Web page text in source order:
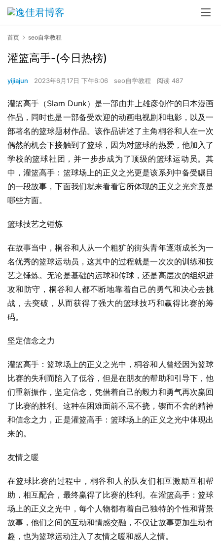
首页 seo自学教程
灌篮高手-(今日热榜)
yijiajun 2023年6月17日 下午6:06 seo自学教程 阅读 487
灌篮高手（Slam Dunk）是一部由井上雄彦创作的日本漫画
作品，同时也是一部备受欢迎的动画电视剧和电影，以及一
部著名的篮球题材作品。该作品讲述了主角桐谷和人在一次
偶然的机会下接触到了篮球，因为对篮球的热爱，他加入了
学校的篮球社团，并一步步成为了顶级的篮球运动员。其
中，灌篮高手：篮球场上的正义之光更是该系列中备受瞩目
的一段故事，下面我们就来看看它所体现的正义之光究竟是
哪些方面。
篮球技艺之锤炼
在故事当中，桐谷和人从一个粗犷的街头青年逐渐成长为一
名优秀的篮球运动员，这其中的过程就是一次次的训练和技
艺之锤炼。无论是基础的运球和传球，还是高层次的组织进
攻和防守，桐谷和人都不断地靠着自己的勇气和决心去挑
战，去突破，从而获得了强大的篮球技巧和赢得比赛的筹
码。
坚定信念之力
灌篮高手：篮球场上的正义之光中，桐谷和人曾经因为篮球
比赛的失利而陷入了低谷，但是在朋友的帮助和引导下，他
们重新振作，坚定信念，凭借着自己的毅力和勇气再次赢回
了比赛的胜利。这种在困难面前不屈不挠，锲而不舍的精神
和信念之力，正是灌篮高手：篮球场上的正义之光中体现出
来的。
友情之暖
在篮球比赛的过程中，桐谷和人的队友们相互激励互相帮
助，相互配合，最终赢得了比赛的胜利。在灌篮高手：篮球
场上的正义之光中，每个人物都有着自己独特的个性和背景
故事，他们之间的互动和情感交融，不仅让故事更加生动有
趣，也为篮球运动注入了友情之暖和感人之情。